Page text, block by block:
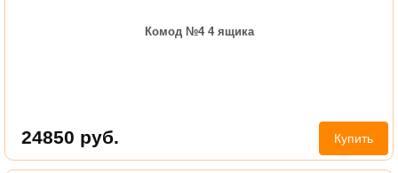
Комод №4 4 ящика
24850 руб. Купить